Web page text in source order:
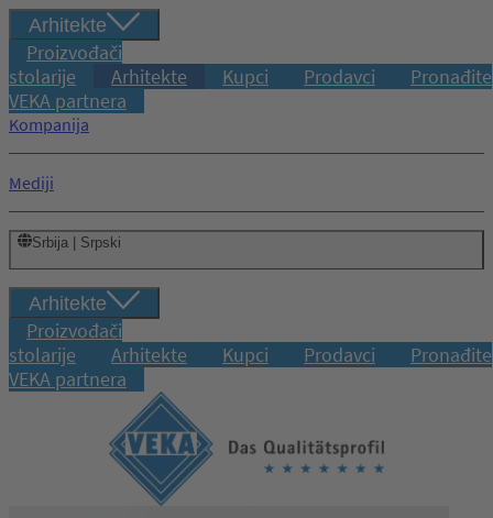
Arhitekte
Proizvođači
stolarije
Arhitekte Kupci Prodavci
Pronađite
VEKA partnera
Kompanija
Mediji
Srbija | Srpski
Arhitekte
Proizvođači
stolarije
Arhitekte Kupci Prodavci
Pronađite
VEKA partnera